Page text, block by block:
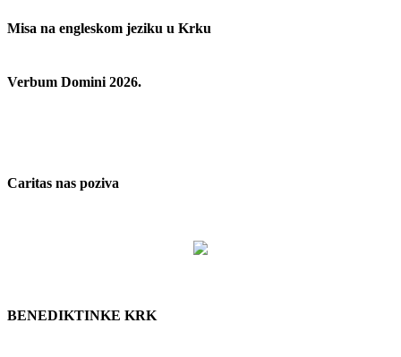
Misa na engleskom jeziku u Krku
Verbum Domini 2026.
Caritas nas poziva
BENEDIKTINKE KRK